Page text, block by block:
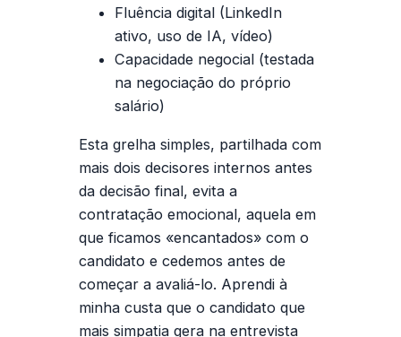
Fluência digital (LinkedIn
ativo, uso de IA, vídeo)
Capacidade negocial (testada
na negociação do próprio
salário)
Esta grelha simples, partilhada com
mais dois decisores internos antes
da decisão final, evita a
contratação emocional, aquela em
que ficamos «encantados» com o
candidato e cedemos antes de
começar a avaliá-lo. Aprendi à
minha custa que o candidato que
mais simpatia gera na entrevista